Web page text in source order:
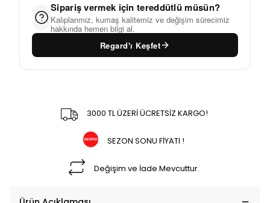
Sipariş vermek için tereddütlü müsün?
Kalıplarımız, kumaş kalitemiz ve değişim sürecimiz
hakkında hemen bilgi al.
Regard'ı Keşfet
3000 TL ÜZERİ ÜCRETSİZ KARGO!
SEZON SONU FİYATI !
Değişim ve İade Mevcuttur.